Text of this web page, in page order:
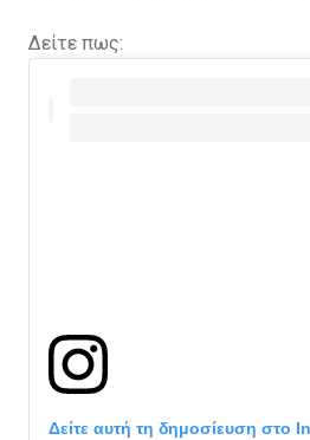
Δείτε πως:
Δείτε αυτή τη δημοσίευση στο